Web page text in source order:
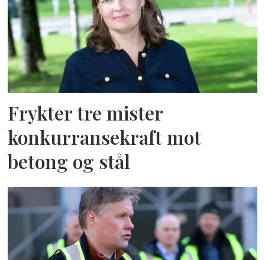
Frykter tre mister
konkurransekraft mot
betong og stål